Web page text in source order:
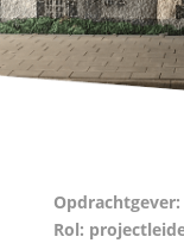
Opdrachtgever:
Rol: